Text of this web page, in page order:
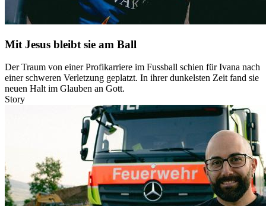
Mit Jesus bleibt sie am Ball
Der Traum von einer Profikarriere im Fussball schien für Ivana nach
einer schweren Verletzung geplatzt. In ihrer dunkelsten Zeit fand sie
neuen Halt im Glauben an Gott.
Story